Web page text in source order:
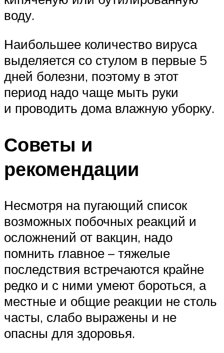
воду.
Наибольшее количество вируса
выделяется со стулом в первые 5
дней болезни, поэтому в этот
период надо чаще мыть руки
и проводить дома влажную уборку.
Советы и
рекомендации
Несмотря на пугающий список
возможных побочных реакций и
осложнений от вакцин, надо
помнить главное – тяжелые
последствия встречаются крайне
редко и с ними умеют бороться, а
местные и общие реакции не столь
часты, слабо выражены и не
опасны для здоровья.